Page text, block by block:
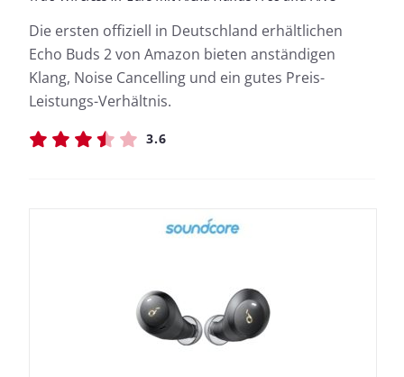
Die ersten offiziell in Deutschland erhältlichen
Echo Buds 2 von Amazon bieten anständigen
Klang, Noise Cancelling und ein gutes Preis-
Leistungs-Verhältnis.
3.6